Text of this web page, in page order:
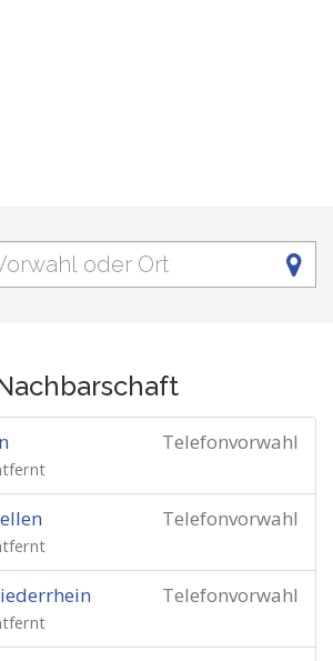
Telefonvorwahl
Telefonvorwahl
Telefonvorwahl